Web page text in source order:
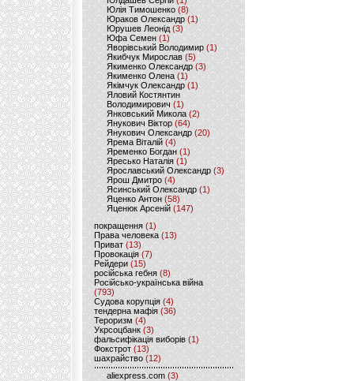
Юлія Тимошенко (8)
Юраков Олександр (1)
Юрушев Леонід (3)
Юфа Семен (1)
Яворівський Володимир (1)
Якибчук Мирослав (5)
Якименко Олександр (3)
Якименко Олена(1)
Якімчук Олександр (1)
Яловий Костянтин
Володимирович (1)
Янковський Микола(2)
Янукович Віктор (64)
Янукович Олександр(20)
Ярема Віталій(4)
Яременко Богдан(1)
Яресько Наталія(1)
Ярославський Олександр (3)
Ярош Дмитро (4)
Ясинський Олександр (1)
Яценко Антон(58)
Яценюк Арсеній (147)
покращення (1)
Права человека(13)
Приват (13)
Провокація (7)
Рейдери (15)
російська гебня (8)
Російсько-українська війна
(793)
Судова корупція (4)
тендерна мафія (36)
Тероризм (4)
Укрсоцбанк (3)
фальсифікація виборів (1)
Фокстрот(13)
шахрайство (12)
aliexpress.com (3)